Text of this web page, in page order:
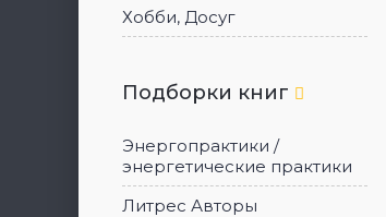
Хобби, Досуг
Подборки книг
Энергопрактики /
энергетические практики
Литрес Авторы